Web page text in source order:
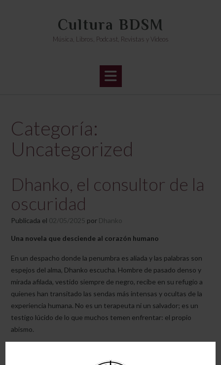
Cultura BDSM
Música, Libros, Podcast, Revistas y Vídeos
Categoría:
Uncategorized
Dhanko, el consultor de la
oscuridad
Publicada el 02/05/2025 por Dhanko
Una novela que desciende al corazón humano
En un despacho donde la penumbra es aliada y las palabras son
espejos del alma, Dhanko escucha. Hombre de pasado denso y
mirada afilada, vestido siempre de negro, recibe en su refugio a
quienes han transitado las sendas más intensas y ocultas de la
experiencia humana. No es un terapeuta ni un salvador; es un
testigo lúcido de lo que muchos temen enfrentar: el propio
abismo.
una historia: es un viaje por las grietas de la intimidad, el deseo y